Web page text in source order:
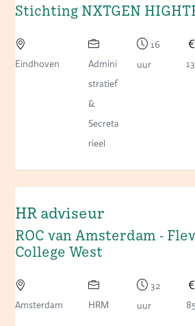
Stichting NXTGEN
Eindhoven
Admini
stratief
&
Secreta
rieel
16
uur
HR adviseur
ROC van Amsterdam -
College West
Amsterdam HRM
32
uur